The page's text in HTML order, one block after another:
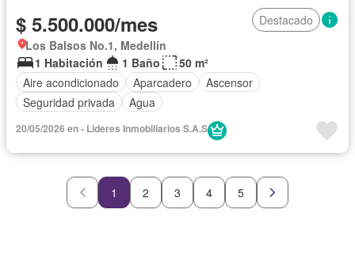
$ 5.500.000/mes
Destacado
Los Balsos No.1, Medellín
1 Habitación
1 Baño
50 m²
Aire acondicionado
Aparcadero
Ascensor
Seguridad privada
Agua
20/05/2026 en - Lideres Inmobiliarios S.A.S
1 2 3 4 5